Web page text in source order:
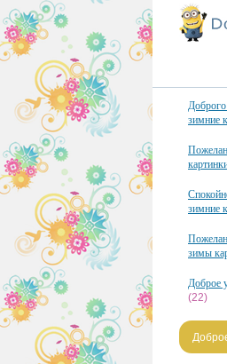
зимние
зимние
зимы
Доброе
(22)